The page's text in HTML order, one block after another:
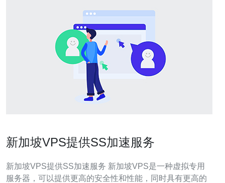
新加坡VPS提供SS加速服务
新加坡VPS提供SS加速服务 新加坡VPS是一种虚拟专用
服务器，可以提供更高的安全性和性能，同时具有更高的